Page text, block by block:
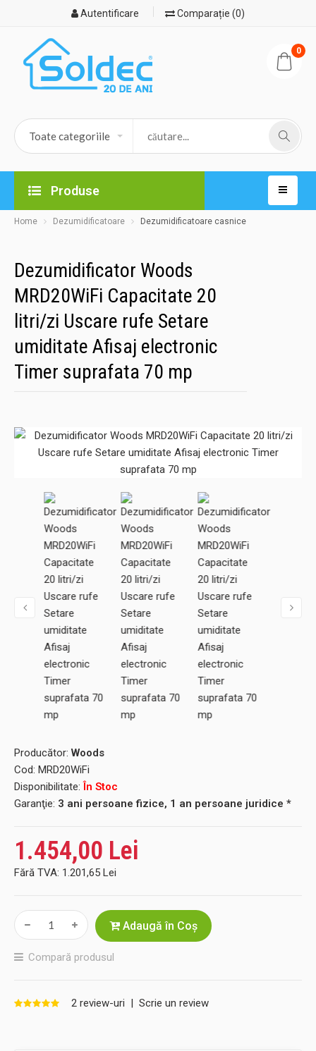
Autentificare Comparație (0)
0
Produse
Home Dezumidificatoare Dezumidificatoare casnice
Dezumidificator Woods
MRD20WiFi Capacitate 20
litri/zi Uscare rufe Setare
umiditate Afisaj electronic
Timer suprafata 70 mp
Producător: Woods
Cod: MRD20WiFi
Disponibilitate: În Stoc
Garanţie: 3 ani persoane fizice, 1 an persoane juridice *
1.454,00 Lei
Fără TVA: 1.201,65 Lei
Adaugă în Coş
Compară produsul
2 review-uri | Scrie un review